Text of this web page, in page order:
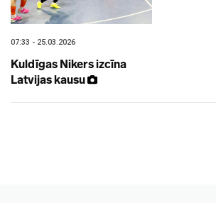
07:33 - 25.03.2026
Kuldīgas Nikers izcīna
Latvijas kausu